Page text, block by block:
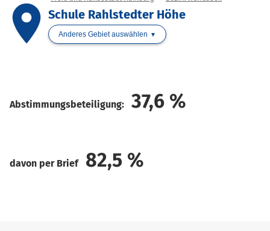
placeSchule Rahlstedter Höhe
Anderes Gebiet auswählen
Abstimmungsbeteiligung: 37,6 %
davon per Brief 82,5 %